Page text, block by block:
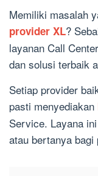
Memiliki masalah
provider XL?
layanan Call
dan solusi terbaik
Setiap provider
pasti menyediakan
Service. Layana
atau bertanya bagi